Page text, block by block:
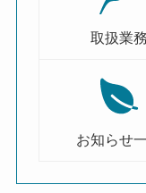
取扱業務
お知らせ